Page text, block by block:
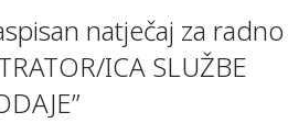
natječaj za radno
ICA SLUŽBE
”